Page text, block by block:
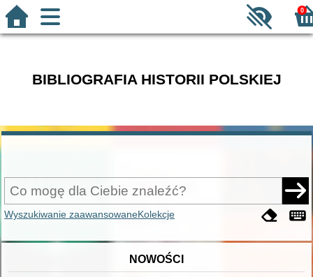
0
BIBLIOGRAFIA HISTORII POLSKIEJ
Wyszukiwanie zaawansowaneKolekcje
NOWOŚCI